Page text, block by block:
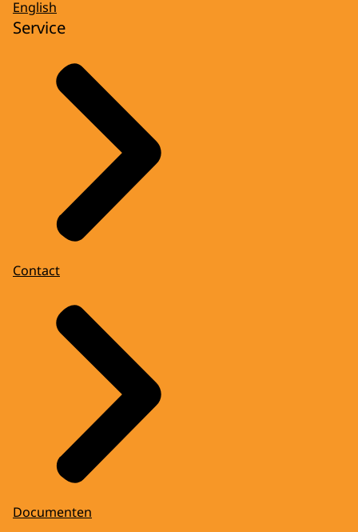
English
Service
Contact
Documenten